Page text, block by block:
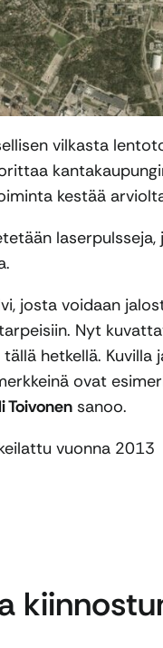
vilkasta
kestää
josta voidaan
Nyt
hetkellä.
ovat
Toivonen sanoo.
vuonna 2013